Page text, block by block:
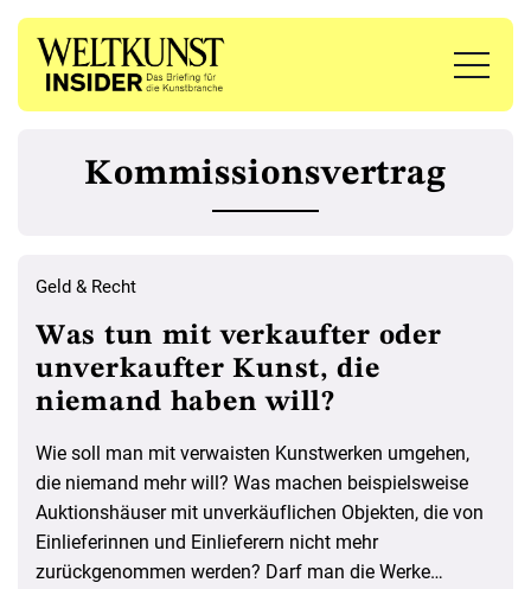
Kommissionsvertrag
Geld & Recht
Was tun mit verkaufter oder
unverkaufter Kunst, die
niemand haben will?
Wie soll man mit verwaisten Kunstwerken umgehen,
die niemand mehr will? Was machen beispielsweise
Auktionshäuser mit unverkäuflichen Objekten, die von
Einlieferinnen und Einlieferern nicht mehr
zurückgenommen werden? Darf man die Werke